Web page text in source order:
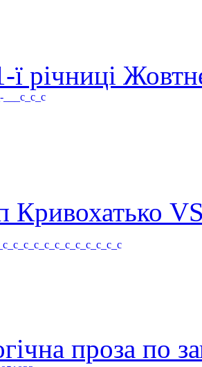
річниці
Кривохатько
проза по